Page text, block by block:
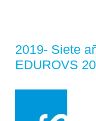
2019- Siete
EDUROVS